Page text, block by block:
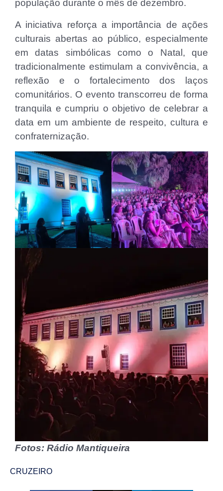
população durante o mês de dezembro.
A iniciativa reforça a importância de ações
culturais abertas ao público, especialmente
em datas simbólicas como o Natal, que
tradicionalmente estimulam a convivência, a
reflexão e o fortalecimento dos laços
comunitários. O evento transcorreu de forma
tranquila e cumpriu o objetivo de celebrar a
data em um ambiente de respeito, cultura e
confraternização.
Fotos: Rádio Mantiqueira
CRUZEIRO